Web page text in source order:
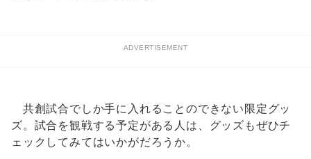
ADVERTISEMENT
共創試合でしか手に入れることのできない限定グッ
ズ。試合を観戦する予定がある人は、グッズもぜひチ
ェックしてみてはいかがだろうか。